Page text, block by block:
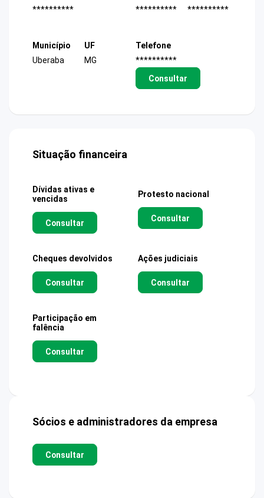
**********
**********
**********
Município
Uberaba
UF
MG
Telefone
**********
Consultar
Situação financeira
Dívidas ativas e
vencidas
Consultar
Protesto nacional
Consultar
Cheques devolvidos
Consultar
Ações judiciais
Consultar
Participação em
falência
Consultar
Sócios e administradores da empresa
Consultar